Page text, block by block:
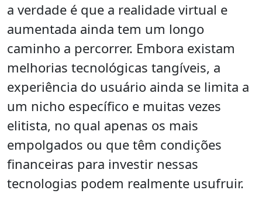
a verdade é que a realidade virtual e
aumentada ainda tem um longo
caminho a percorrer. Embora existam
melhorias tecnológicas tangíveis, a
experiência do usuário ainda se limita a
um nicho específico e muitas vezes
elitista, no qual apenas os mais
empolgados ou que têm condições
financeiras para investir nessas
tecnologias podem realmente usufruir.